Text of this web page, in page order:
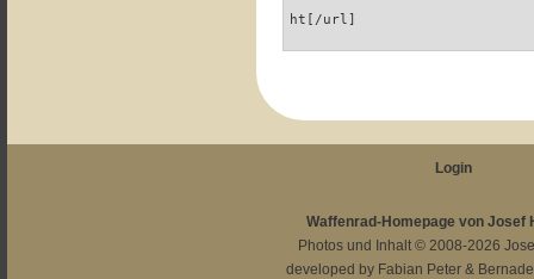
ht[/url]
Login
Waffenrad-Homepage von Josef
Photos und Inhalt © 2008-2026
developed by Fabian Peter &